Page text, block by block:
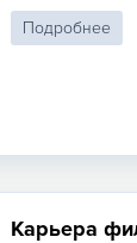
Подробнее
Карьера